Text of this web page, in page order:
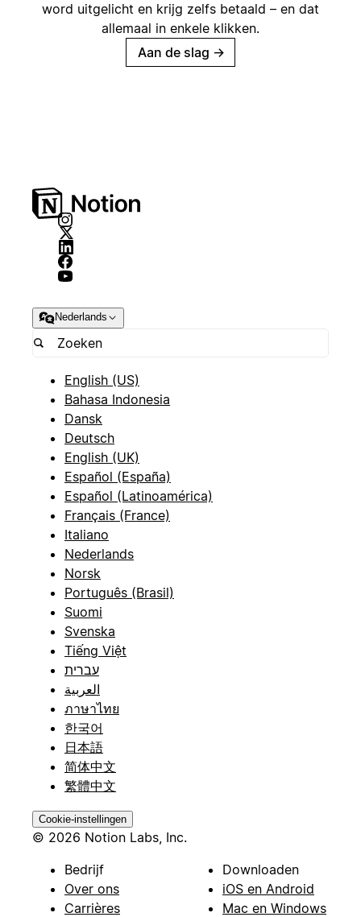
word uitgelicht en krijg zelfs betaald – en dat
allemaal in enkele klikken.
Aan de slag →
Nederlands
English (US)
Bahasa Indonesia
Dansk
Deutsch
English (UK)
Español (España)
Español (Latinoamérica)
Français (France)
Italiano
Nederlands
Norsk
Português (Brasil)
Suomi
Svenska
Tiếng Việt
עברית
العربية
ภาษาไทย
한국어
日本語
简体中文
繁體中文
Cookie-instellingen
© 2026 Notion Labs, Inc.
Bedrijf
Over ons
Carrières
Downloaden
iOS en Android
Mac en Windows